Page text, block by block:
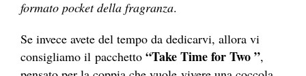
formato pocket della fragranza.
Se invece avete del tempo da dedicarvi, allora vi
consigliamo il pacchetto “Take Time for Two ”,